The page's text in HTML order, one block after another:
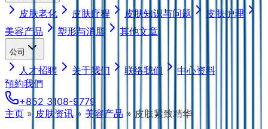
皮肤老化 皮肤疗程 皮肤知识与问题
皮肤护理
美容产品
塑形与消脂 其他文章
公司
人才招聘 关于我们 联络我们
中心资料
預約我們
+852 3108-9779
主页 » 皮肤资讯 » 美容产品 » 皮肤紧致精华